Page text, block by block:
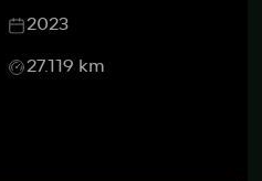
2023
27.119 km